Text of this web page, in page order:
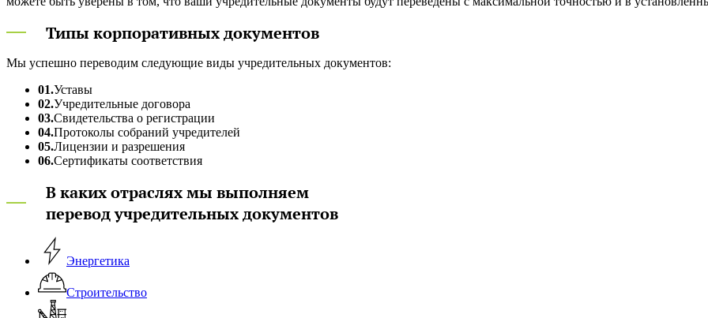
Типы корпоративных документов
Мы успешно переводим следующие виды учредительных документов:
01.Уставы
02.Учредительные договора
03.Свидетельства о регистрации
04.Протоколы собраний учредителей
05.Лицензии и разрешения
06.Сертификаты соответствия
В каких отраслях мы выполняем
перевод учредительных документов
Энергетика
Строительство